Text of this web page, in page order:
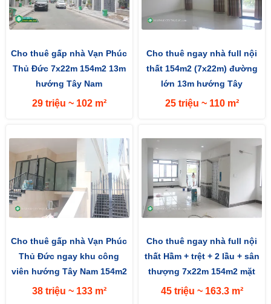
Cho thuê gấp nhà Vạn Phúc
Thủ Đức 7x22m 154m2 13m
hướng Tây Nam
29 triệu ~ 102 m²
Cho thuê ngay nhà full nội
thất 154m2 (7x22m) đường
lớn 13m hướng Tây
25 triệu ~ 110 m²
Cho thuê gấp nhà Vạn Phúc
Thủ Đức ngay khu công
viên hướng Tây Nam 154m2
(7x22m) mặt tiền đường 13m
38 triệu ~ 133 m²
Cho thuê ngay nhà full nội
thất Hầm + trệt + 2 lầu + sân
thượng 7x22m 154m2 mặt
đường 13m hướng Tây
45 triệu ~ 163.3 m²